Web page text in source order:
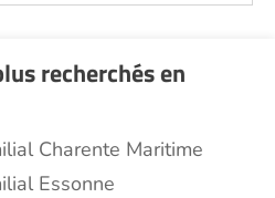
recherchés en
Charente Maritime
Essonne